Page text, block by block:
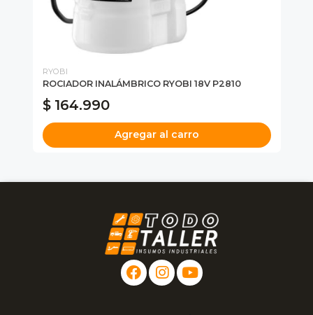
RYOBI
ROCIADOR INALÁMBRICO RYOBI 18V P2810
$ 164.990
Agregar al carro